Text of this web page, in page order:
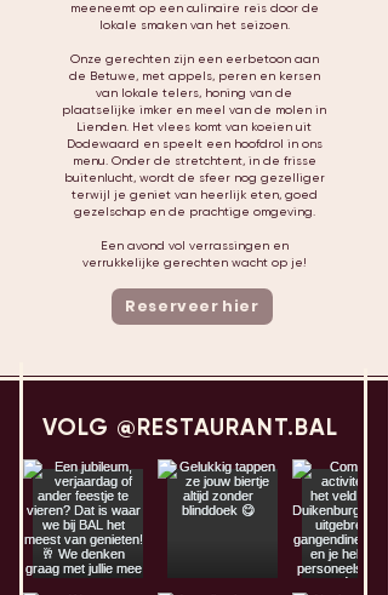
meeneemt op een culinaire reis door de
lokale smaken van het seizoen.
Onze gerechten zijn een eerbetoon aan
de Betuwe, met appels, peren en kersen
van lokale telers, honing van de
plaatselijke imker en meel van de molen in
Lienden. Het vlees komt van koeien uit
Dodewaard en speelt een hoofdrol in ons
menu. Onder de stretchtent, in de frisse
buitenlucht, wordt de sfeer nog gezelliger
terwijl je geniet van heerlijk eten, goed
gezelschap en de prachtige omgeving.
Een avond vol verrassingen en
verrukkelijke gerechten wacht op je!
Reserveer hier
VOLG @RESTAURANT.BAL